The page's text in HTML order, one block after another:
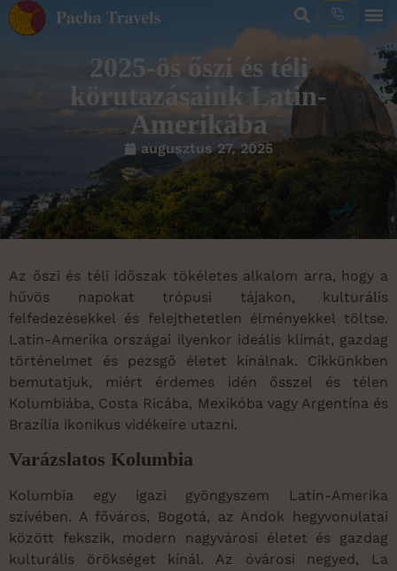
2025-ös őszi és téli
körutazásaink Latin-
Amerikába
augusztus 27, 2025
Az őszi és téli időszak tökéletes alkalom arra, hogy a
hűvös napokat trópusi tájakon, kulturális
felfedezésekkel és felejthetetlen élményekkel töltse.
Latin-Amerika országai ilyenkor ideális klímát, gazdag
történelmet és pezsgő életet kínálnak. Cikkünkben
bemutatjuk, miért érdemes idén ősszel és télen
Kolumbiába, Costa Ricába, Mexikóba vagy Argentína és
Brazília ikonikus vidékeire utazni.
Varázslatos Kolumbia
Kolumbia egy igazi gyöngyszem Latin-Amerika
szívében. A főváros, Bogotá, az Andok hegyvonulatai
között fekszik, modern nagyvárosi életet és gazdag
kulturális örökséget kínál. Az óvárosi negyed, La